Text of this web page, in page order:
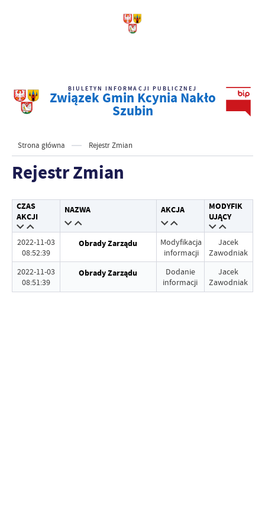
BIULETYN INFORMACJI PUBLICZNEJ
Związek Gmin Kcynia Nakło
Szubin
Strona główna Rejestr Zmian
Rejestr Zmian
CZAS
AKCJI
NAZWA AKCJA
MODYFIK
UJĄCY
2022-11-03
08:52:39
Obrady Zarządu
Modyfikacja
informacji
Jacek
Zawodniak
2022-11-03
08:51:39
Obrady Zarządu
Dodanie
informacji
Jacek
Zawodniak